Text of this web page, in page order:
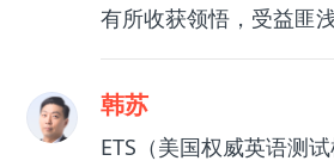
有所收获领悟，受益匪浅
韩苏
ETS（美国权威英语测